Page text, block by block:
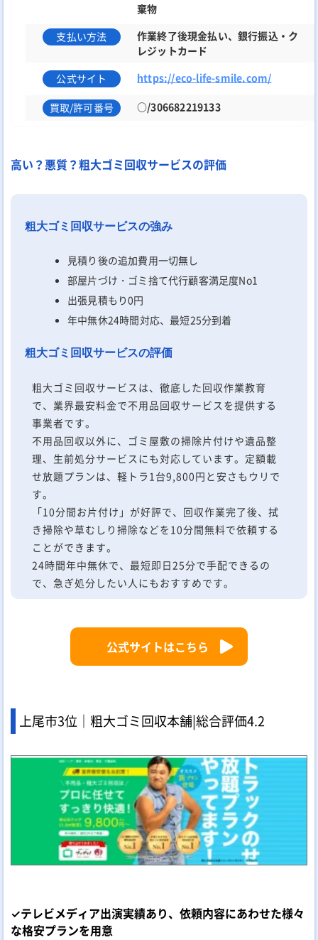
棄物
支払い方法
作業終了後現金払い、銀行振込・ク
レジットカード
公式サイト
https://eco-life-smile.com/
買取/許可番号 ○/306682219133
高い？悪質？粗大ゴミ回収サービスの評価
粗大ゴミ回収サービスの強み
見積り後の追加費用一切無し
部屋片づけ・ゴミ捨て代行顧客満足度No1
出張見積もり0円
年中無休24時間対応、最短25分到着
粗大ゴミ回収サービスの評価
粗大ゴミ回収サービスは、徹底した回収作業教育
で、業界最安料金で不用品回収サービスを提供する
事業者です。
不用品回収以外に、ゴミ屋敷の掃除片付けや遺品整
理、生前処分サービスにも対応しています。定額載
せ放題プランは、軽トラ1台9,800円と安さもウリで
す。
「10分間お片付け」が好評で、回収作業完了後、拭
き掃除や草むしり掃除などを10分間無料で依頼する
ことができます。
24時間年中無休で、最短即日25分で手配できるの
で、急ぎ処分したい人にもおすすめです。
公式サイトはこちら
上尾市3位｜粗大ゴミ回収本舗|総合評価4.2
✓テレビメディア出演実績あり、依頼内容にあわせた様々
な格安プランを用意